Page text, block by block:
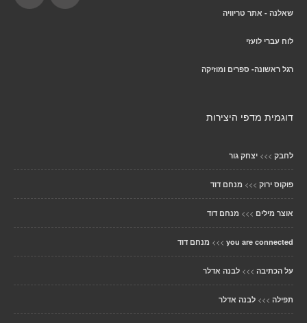
שאלנה - אתר טריוויה
לוח עברי לועזי
רגל ראשונה- ספרים ומוזיקה
דוגמית מדפי היצירות
לחבק >>> יצחק גור
פוקוס ירוק >>> מנחם דוד
אוצר מילים >>> מנחם דוד
you are connected
>>> מנחם דוד
על הכתיבה >>> לבנה אדלר
תפילה >>> לבנה אדלר